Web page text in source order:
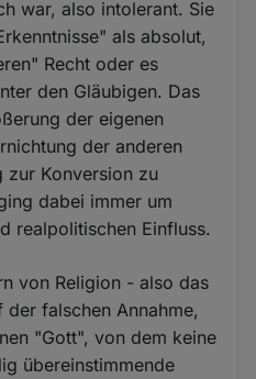
war, also intolerant. Sie
als absolut,
Recht oder es
den Gläubigen. Das
der eigenen
der anderen
zur Konversion zu
dabei immer um
realpolitischen Einfluss.
von Religion - also das
falschen Annahme,
"Gott", von dem keine
übereinstimmende